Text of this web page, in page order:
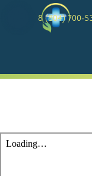
8 (804) 700-